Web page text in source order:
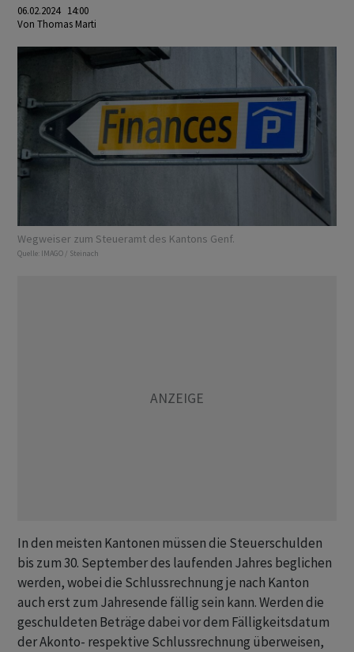
06.02.2024 14:00
Von Thomas Marti
Wegweiser zum Steueramt des Kantons Genf.
Quelle: IMAGO / Steinach
In den meisten Kantonen müssen die Steuerschulden
bis zum 30. September des laufenden Jahres beglichen
werden, wobei die Schlussrechnung je nach Kanton
auch erst zum Jahresende fällig sein kann. Werden die
geschuldeten Beträge dabei vor dem Fälligkeitsdatum
der Akonto- respektive Schlussrechnung überweisen,